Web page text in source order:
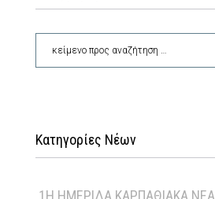
Κατηγορίες Νέων
1Η ΗΜΕΡΊΔΑ ΚΑΡΠΑΘΙΑΚΆ ΝΈΑ